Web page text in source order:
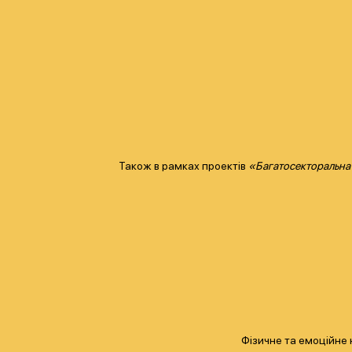
Також в рамках проектів
Фізичне та емоційне